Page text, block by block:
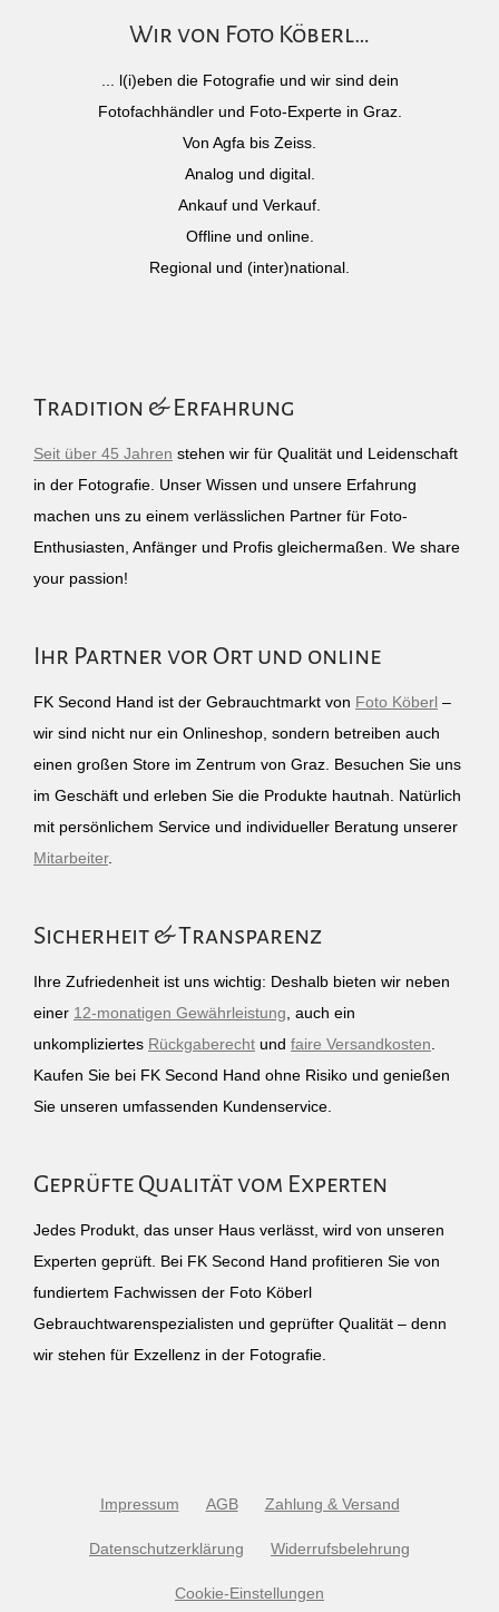
Wir von Foto Köberl…
... l(i)eben die Fotografie und wir sind dein
Fotofachhändler und Foto-Experte in Graz.
Von Agfa bis Zeiss.
Analog und digital.
Ankauf und Verkauf.
Offline und online.
Regional und (inter)national.
Tradition & Erfahrung
Seit über 45 Jahren stehen wir für Qualität und Leidenschaft
in der Fotografie. Unser Wissen und unsere Erfahrung
machen uns zu einem verlässlichen Partner für Foto-
Enthusiasten, Anfänger und Profis gleichermaßen. We share
your passion!
Ihr Partner vor Ort und online
FK Second Hand ist der Gebrauchtmarkt von Foto Köberl –
wir sind nicht nur ein Onlineshop, sondern betreiben auch
einen großen Store im Zentrum von Graz. Besuchen Sie uns
im Geschäft und erleben Sie die Produkte hautnah. Natürlich
mit persönlichem Service und individueller Beratung unserer
Mitarbeiter.
Sicherheit & Transparenz
Ihre Zufriedenheit ist uns wichtig: Deshalb bieten wir neben
einer 12-monatigen Gewährleistung , auch ein
unkompliziertes Rückgaberecht und faire Versandkosten
Kaufen Sie bei FK Second Hand ohne Risiko und genießen
Sie unseren umfassenden Kundenservice.
Geprüfte Qualität vom Experten
Jedes Produkt, das unser Haus verlässt, wird von unseren
Experten geprüft. Bei FK Second Hand profitieren Sie von
fundiertem Fachwissen der Foto Köberl
Gebrauchtwarenspezialisten und geprüfter Qualität – denn
wir stehen für Exzellenz in der Fotografie.
Impressum AGB Zahlung & Versand
Datenschutzerklärung Widerrufsbelehrung
Cookie-Einstellungen